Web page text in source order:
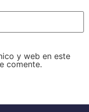
y web en este
comente.